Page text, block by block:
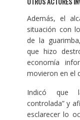
Además, el
situación con
de la
que hizo
economía
movieron en el
Indicó que
controlada” y
esclarecer lo